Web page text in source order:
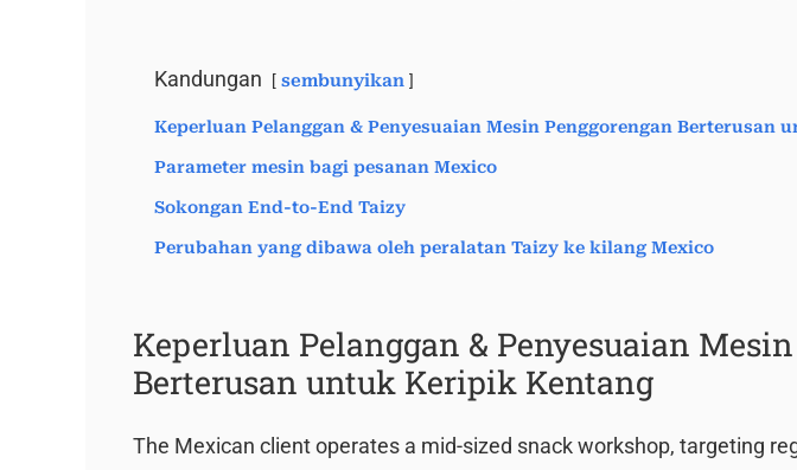
Kandungan sembunyikan
Keperluan Pelanggan & Penyesuaian Mesin Penggorengan Berterusan
Parameter mesin bagi pesanan Mexico
Sokongan End-to-End Taizy
Perubahan yang dibawa oleh peralatan Taizy ke kilang Mexico
Keperluan Pelanggan & Penyesuaian
Berterusan untuk Keripik Kentang
The Mexican client operates a mid-sized snack workshop, targeting